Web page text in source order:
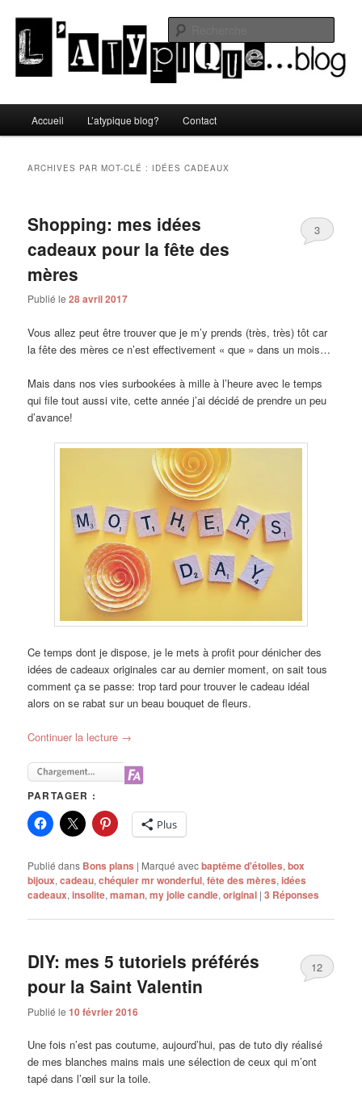
contenu
principal
contenu
secondaireL'atypique blog
principal
Accueil L’atypique blog? Contact
ARCHIVES PAR MOT-CLÉ : IDÉES CADEAUX
Shopping: mes idées
cadeaux pour la fête des
mères
Publié le28 avril 2017
3
Vous allez peut être trouver que je m’y prends (très, très) tôt car
la fête des mères ce n’est effectivement « que » dans un mois…
Mais dans nos vies surbookées à mille à l’heure avec le temps
qui file tout aussi vite, cette année j’ai décidé de prendre un peu
d’avance!
Ce temps dont je dispose, je le mets à profit pour dénicher des
idées de cadeaux originales car au dernier moment, on sait tous
comment ça se passe: trop tard pour trouver le cadeau idéal
alors on se rabat sur un beau bouquet de fleurs.
Continuer la lecture →
PARTAGER :
Plus
Publié dans Bons plans | Marqué avecbaptême d'étoiles,box
bijoux,cadeau,chéquier mr wonderful,fête des mères,idées
cadeaux,insolite,maman,my jolie candle,original |3 Réponses
DIY: mes 5 tutoriels préférés
pour la Saint Valentin
Publié le10 février 2016
12
Une fois n’est pas coutume, aujourd’hui, pas de tuto diy réalisé
de mes blanches mains mais une sélection de ceux qui m’ont
tapé dans l’œil sur la toile.